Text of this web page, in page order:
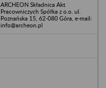
ARCHEON Składnica Akt
Pracowniczych Spółka z o.o. ul.
Poznańska 15, 62-080 Góra, e-mail:
info@archeon.pl